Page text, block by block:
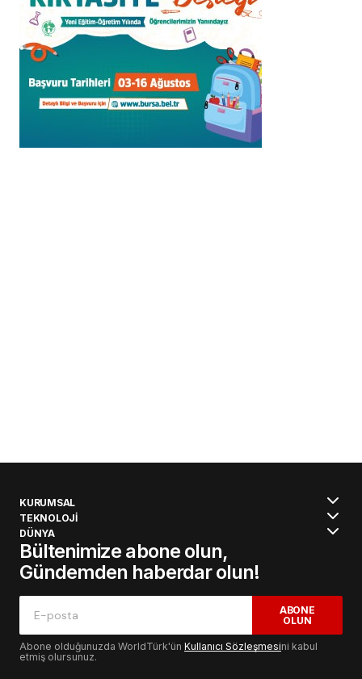
KURUMSAL
TEKNOLOJİ
DÜNYA
Bültenimize abone olun,
Gündemden haberdar olun!
ABONE
OLUN
Abone olduğunuzda WorldTürk'ün Kullanıcı Sözleşmesini kabul
etmiş olursunuz.